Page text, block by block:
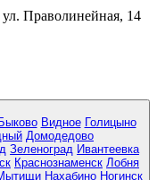
Праволинейная, 14
Быково Видное Голицыно
Домодедово
Зеленоград Ивантеевка
Краснознаменск Лобня
Нахабино Ногинск